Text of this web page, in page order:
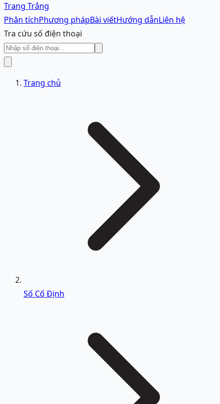
Trang Trắng
Phân tíchPhương phápBài viếtHướng dẫnLiên hệ
Tra cứu số điện thoại
Trang chủ
Số Cố Định